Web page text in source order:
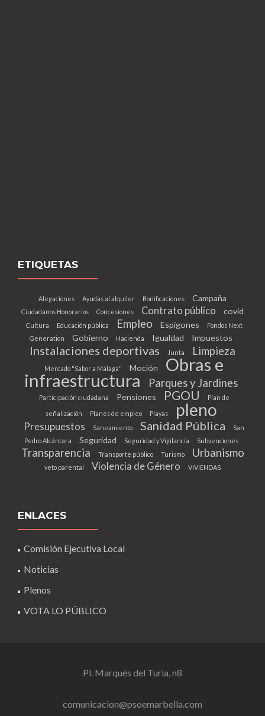
ETIQUETAS
Alegaciones Ayudas al alquiler Bonificaciones Campaña
Ciudadanos Honorarios Concesiones Contrato público covid
Cultura Educación pública Empleo Espigones
Fondos Next
Generation
Gobierno Hacienda Igualdad Impuestos
Instalaciones deportivas Junta Limpieza
Mercado "Sabor a Málaga" Moción Obras e
infraestructura Parques y Jardines
Participación ciudadana Pensiones PGOU Plan de
señalización Planes de empleo Playas pleno
Presupuestos Saneamiento Sanidad Pública
San
Pedro Alcántara
Seguridad Seguridad y Vigilancia Subvenciones
Transparencia Transporte público Turismo Urbanismo
veto parental Violencia de Género VIVIENDAS
ENLACES
Comisión Ejecutiva Local
Noticias
Plenos
VOTA LO PÚBLICO
Pl. Marqués del Turia, n8
comunicacion@psoemarbella.com